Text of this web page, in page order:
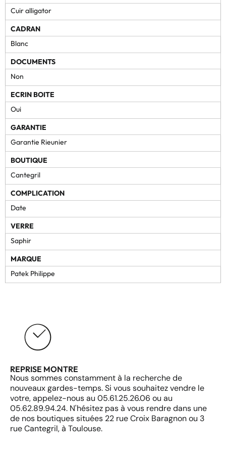
Cuir alligator
CADRAN
Blanc
DOCUMENTS
Non
ECRIN BOITE
Oui
GARANTIE
Garantie Rieunier
BOUTIQUE
Cantegril
COMPLICATION
Date
VERRE
Saphir
MARQUE
Patek Philippe
REPRISE MONTRE
Nous sommes constamment à la recherche de
nouveaux gardes-temps. Si vous souhaitez vendre le
votre, appelez-nous au 05.61.25.26.06 ou au
05.62.89.94.24. N'hésitez pas à vous rendre dans une
de nos boutiques situées 22 rue Croix Baragnon ou 3
rue Cantegril, à Toulouse.